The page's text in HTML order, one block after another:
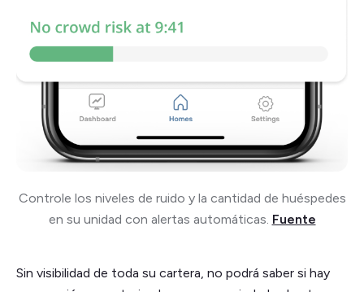
Controle los niveles de ruido y la cantidad de huéspedes
en su unidad con alertas automáticas. Fuente
Sin visibilidad de toda su cartera, no podrá saber si hay